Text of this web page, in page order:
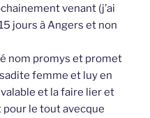
venant (j’ai
jours à Angers et non
nom promys et promet
femme et luy en
et la faire lier et
le tout avecque